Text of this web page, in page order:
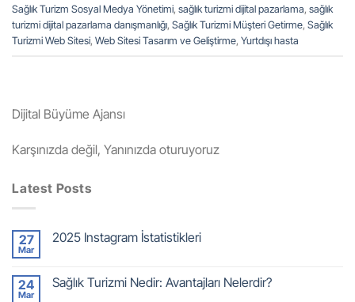
Sağlık Turizm Sosyal Medya Yönetimi, sağlık turizmi dijital pazarlama, sağlık
turizmi dijital pazarlama danışmanlığı, Sağlık Turizmi Müşteri Getirme, Sağlık
Turizmi Web Sitesi, Web Sitesi Tasarım ve Geliştirme, Yurtdışı hasta
Dijital Büyüme Ajansı
Karşınızda değil, Yanınızda oturuyoruz
Latest Posts
27
Mar
2025 Instagram İstatistikleri
24
Mar
Sağlık Turizmi Nedir: Avantajları Nelerdir?